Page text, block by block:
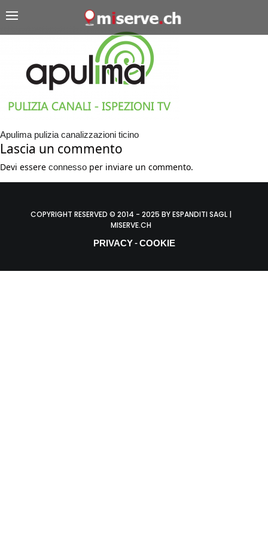
Apulima pulizia canalizzazioni ticino
Lascia un commento
Devi essere connesso per inviare un commento.
COPYRIGHT RESERVED © 2014 - 2025 BY ESPANDITI SAGL |
MISERVE.CH
PRIVACY-COOKIE